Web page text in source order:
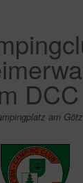
DCC
am